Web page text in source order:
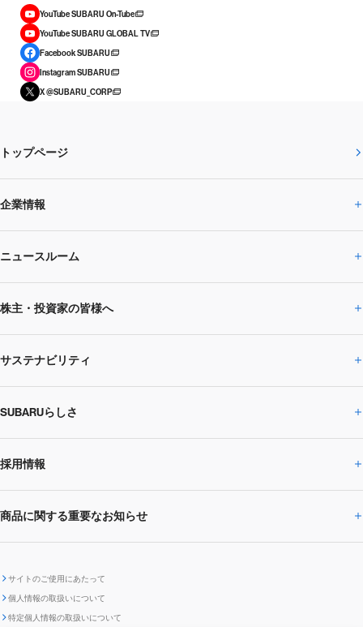
YouTube SUBARU On-Tube
YouTube SUBARU GLOBAL TV
Facebook SUBARU
Instagram SUBARU
X @SUBARU_CORP
トップページ
企業情報
企業情報トップ
SUBARUのありたい姿
SUBARU 2025方針
事業所・関係会社
ニュースルーム
ニュースルームトップ
ニュースリリース
閉じる
株主・投資家の皆様へ
株主・投資家の皆様へトップ
企業・経営
IRライブラリー
株主・投資家サポート
IRカレンダー
サステナビリティ
サステナビリティトップ
CEOサステナビリティ
環境
ガバナンス
SUBARUらしさ
SUBARUらしさトップ
SUBARUびと
SUBARUデザイン
採用情報
採用情報トップ
商品に関する重要なお知らせ
SUBARU ハイブリッド車 レスキュ
サイトのご使用にあたって
個人情報の取扱いについて
特定個人情報の取扱いについて